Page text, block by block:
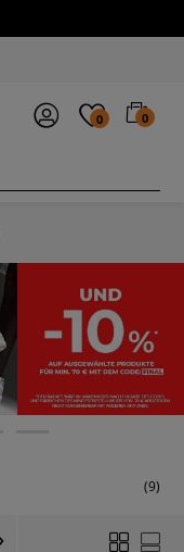
0 0
(9)